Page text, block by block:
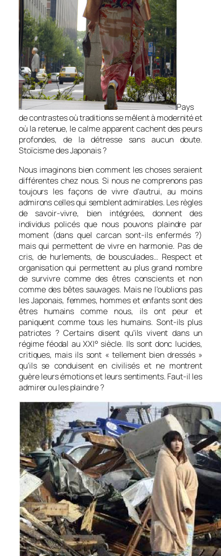
Pays
de contrastes où traditions se mêlent à modernité et
où la retenue, le calme apparent cachent des peurs
profondes, de la détresse sans aucun doute.
Stoïcisme des Japonais ?
Nous imaginons bien comment les choses seraient
différentes chez nous. Si nous ne comprenons pas
toujours les façons de vivre d’autrui, au moins
admirons celles qui semblent admirables. Les règles
de savoir-vivre, bien intégrées, donnent des
individus policés que nous pouvons plaindre par
moment (dans quel carcan sont-ils enfermés ?)
mais qui permettent de vivre en harmonie. Pas de
cris, de hurlements, de bousculades… Respect et
organisation qui permettent au plus grand nombre
de survivre comme des êtres conscients et non
comme des bêtes sauvages. Mais ne l’oublions pas
les Japonais, femmes, hommes et enfants sont des
êtres humains comme nous, ils ont peur et
paniquent comme tous les humains. Sont-ils plus
patriotes ? Certains disent qu’ils vivent dans un
régime féodal au XXI° siècle. Ils sont donc lucides,
critiques, mais ils sont « tellement bien dressés »
qu’ils se conduisent en civilisés et ne montrent
guère leurs émotions et leurs sentiments. Faut-il les
admirer ou les plaindre ?